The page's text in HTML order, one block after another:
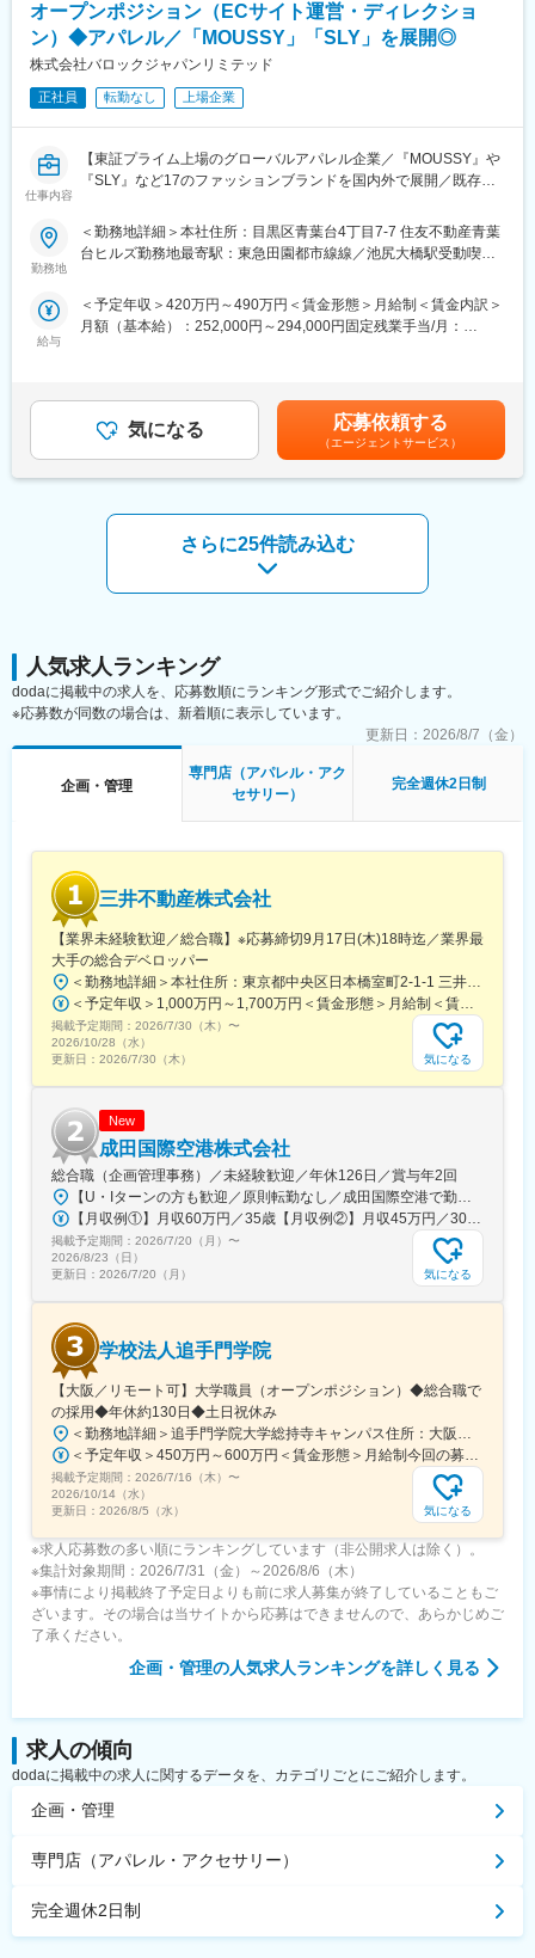
基本的に3ヶ月で正社員へ登用されている社員が多く、過去当社か
ら契約を打ち切りにしたことはございません。
囲で変更となる場合がございます。
・月次～年度決算補助
・社内基幹システムへの入力・管理
・勤怠管理
でも安心してご応募いただけます。
経理担当：1名
少数精鋭の組織のため、経理業務全般に幅広く携わることができ
入社後は実務を通じて業務の流れやルールを習得いただきます。
・勤務日数相談可能（週３日～）
・年休130日
はほとんど発生しておりません。
■本ポジションの魅力：
◎経理としてスキルの幅を広げられる
アパレルブランド運営に加え、PR事業や空間デザイン事業など幅
広い事業を展開。さまざまな事業の経理業務に関わることができ
ます。
た働き方ができ、家庭やプライベートとの両立もしやすい環境で
す。
◎ファッション好きには魅力的な環境
「Graphpaper」「FreshService」など人気ブランドを展開してお
り、ブランドの世界観を身近に感じながら働けます。社員購入割
引制度も利用可能です。
オープンポジション（ECサイト運営・ディレクショ
ン）◆アパレル／「MOUSSY」「SLY」を展開◎
株式会社バロックジャパンリミテッド
正社員 転勤なし 上場企業
仕事内容
【東証プライム上場のグローバルアパレル企業／『MOUSSY』や
『SLY』など17のファッションブランドを国内外で展開／既存ブ
■業務内容：
・「SHEL'TTER WEBSTORE」の売上や集客に繋がる施策の立案
と実行（進行管理）
・各ブランドの運用担当者へのヒアリングと提案
・EC事業部全体の業務効率化、メンバーのスキルをボトムアップ
するためのマニュアル作成や運用改善
※上記のうち、ご経験や希望を伺いながら、担当いただく内容を決
■当社について：
◎『MOUSSY』や『SLY』といった20~30代女性を中心に愛され
ているファッションブランドを国内外で展開しています。2016年
には東証一部上場（現東証プライム市場）を果たし、ものづくり
へのこだわりと圧倒的な販売力を強みに成長を続けています。現
在はSNSを中心としたOMO戦略で、新規のお客様獲得だけでな
く、既存顧客様の満足度向上も図っています。
◎自由度が高く積極的な提案やアイデアを歓迎する社風です。
変更の範囲：会社の定める業務
勤務地
＜勤務地詳細＞本社住所：目黒区青葉台4丁目7-7 住友不動産青葉
台ヒルズ勤務地最寄駅：東急田園都市線線／池尻大橋駅受動喫煙
給与
＜予定年収＞420万円～490万円＜賃金形態＞月給制＜賃金内訳＞
月額（基本給）：252,000円～294,000円固定残業手当/月：
と賞与は、会社業績と個人評価による賃金はあくまでも目安の金
額であり、選考を通じて上下する可能性があります。月給(月額)は
固定手当を含めた表記です。
気になる 応募依頼する
（エージェントサービス）
さらに25件読み込む
人気求人ランキング
dodaに掲載中の求人を、応募数順にランキング形式でご紹介します。
※応募数が同数の場合は、新着順に表示しています。
更新日： 2026/8/7（金）
企画・管理
専門店（アパレル・アク
セサリー）
完全週休2日制
三井不動産株式会社
【業界未経験歓迎／総合職】※応募締切9月17日(木)18時迄／業界最
大手の総合デベロッパー
＜勤務地詳細＞本社住所：東京都中央区日本橋室町2-1-1 三井本館勤務地最寄駅：東京メトロ銀座線・半蔵門線／三越前駅受動喫煙対策：屋内全面禁煙変更の範囲：会社の定める事業所（リモートワーク含む）
＜予定年収＞1,000万円～1,700万円＜賃金形態＞月給制＜賃金内訳＞月額（基本給）：470,000円～800,000円＜月給＞470,000円～800,000円＜昇給有無＞有＜残業手当＞有＜給与補足＞※経験に応ず※上記年収は基礎給与・賞与（2回）を含む。時間外勤務手当・諸手当別途支給。※あくまでモデルケースであり、実際の年収とは異なる可能性があります。処遇条件の詳細は内定後のオファー面談にてご説明いたします。賃金はあくまでも目安の金額であり、選考を通じて上下する可能性があります。月給(月額)は固定手当を含めた表記です。
掲載予定期間： 2026/7/30（木） 〜
2026/10/28（水）
更新日： 2026/7/30（木） 気になる
New
成田国際空港株式会社
総合職（企画管理事務）／未経験歓迎／年休126日／賞与年2回
【U・Iターンの方も歓迎／原則転勤なし／成田国際空港で勤務】■千葉県成田市古込字古込1-1受動喫煙対策：オフィス内禁煙・分煙※自動車通勤：可能（必要条件を満たしている場合のみ）
【月収例①】月収60万円／35歳【月収例②】月収45万円／30歳【月収例③】月収41万円／25歳※各種手当(残業手当、住居手当、通勤手当等)込みの金額です。※別途賞与が年２回支給されます。※個人差がある旨、ご承知おきください。<月給>【初任給（大卒）】月給27万8600円＋各種手当(残業手当、住居手当、通勤手当等)＋賞与年2回【初任給（院卒）】月給30万500円＋各種手当(残業手当、住居手当、通勤手当等)＋賞与年2回※上記は新卒初任給です。経験やスキルを考慮して決定いたします。
掲載予定期間： 2026/7/20（月） 〜
2026/8/23（日）
更新日： 2026/7/20（月） 気になる
学校法人追手門学院
【大阪／リモート可】大学職員（オープンポジション）◆総合職で
の採用◆年休約130日◆土日祝休み
＜勤務地詳細＞追手門学院大学総持寺キャンパス住所：大阪府茨木市太田東芝町1-1 受動喫煙対策：屋内全面禁煙変更の範囲：会社の定める事業所
＜予定年収＞450万円～600万円＜賃金形態＞月給制今回の募集における初年度の最低保証額です。経験年数によって決定します。＜賃金内訳＞月額（基本給）：262,900円～328,700円＜月給＞262,900円～328,700円＜昇給有無＞有＜残業手当＞有＜給与補足＞年収は賞与込(※残業代は含まれていません。)賞与は今年度実績で年間5ヶ月分支給されています。賃金はあくまでも目安の金額であり、選考を通じて上下する可能性があります。月給(月額)は固定手当を含めた表記です。
掲載予定期間： 2026/7/16（木） 〜
2026/10/14（水）
更新日： 2026/8/5（水） 気になる
※求人応募数の多い順にランキングしています（非公開求人は除く）。
※集計対象期間：2026/7/31（金）～2026/8/6（木）
※事情により掲載終了予定日よりも前に求人募集が終了していることもご
ざいます。その場合は当サイトから応募はできませんので、あらかじめご
了承ください。
企画・管理の人気求人ランキングを詳しく見る
求人の傾向
dodaに掲載中の求人に関するデータを、カテゴリごとにご紹介します。
企画・管理
専門店（アパレル・アクセサリー）
完全週休2日制